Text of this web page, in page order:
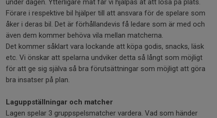
under dagen. Ytterligare mat får vi hjälpas åt att lösa på plats.
Förare i respektive bil hjälper till att ansvara för de spelare som
åker i deras bil. Det är förhållandevis få ledare som är med och
även dem kommer behöva vila mellan matcherna.
Det kommer såklart vara lockande att köpa godis, snacks, läsk
etc. Vi önskar att spelarna undviker detta så långt som möjligt
för att ge sig själva så bra förutsättningar som möjligt att göra
bra insatser på plan.
Laguppställningar och matcher
Lagen spelar 3 gruppspelsmatcher vardera. Vad som händer